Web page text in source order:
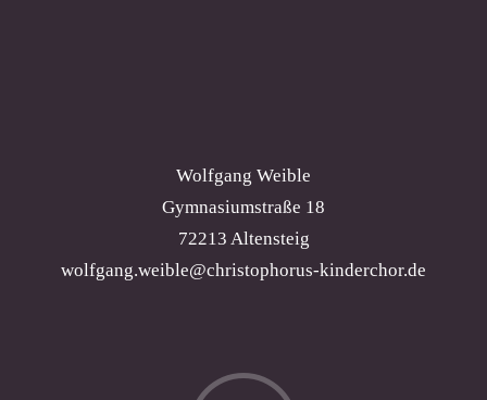
Wolfgang Weible
Gymnasiumstraße 18
72213 Altensteig
wolfgang.weible@christophorus-kinderchor.de